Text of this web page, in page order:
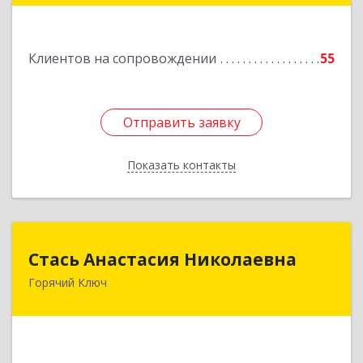
Клиентов на сопровождении 55
Отправить заявку
Показать контакты
Отправить заявку
Назад
Стась Анастасия Николаевна
Горячий Ключ
353290, г. Горячий Ключ, ул. Ленина, д. 242,